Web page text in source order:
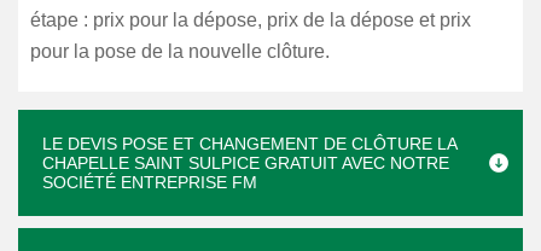
étape : prix pour la dépose, prix de la dépose et prix
pour la pose de la nouvelle clôture.
LE DEVIS POSE ET CHANGEMENT DE CLÔTURE LA
CHAPELLE SAINT SULPICE GRATUIT AVEC NOTRE
SOCIÉTÉ ENTREPRISE FM